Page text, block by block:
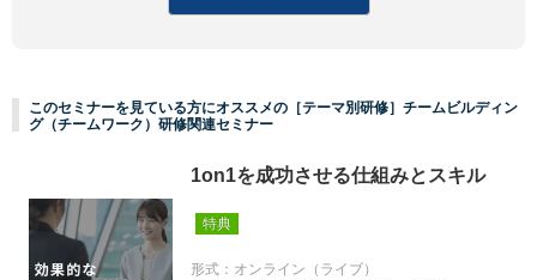
このセミナーを見ている方にオススメの［テーマ別研修］チームビルディン
グ（チームワーク）研修関連セミナー
1on1を成功させる仕組みとスキル
特典
形式：オンライン（ライブ）